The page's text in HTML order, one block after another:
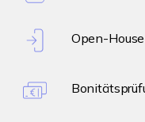
Open-